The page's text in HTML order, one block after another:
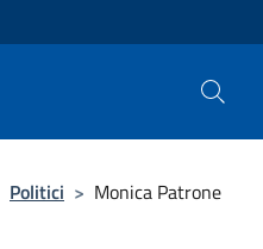
Politici > Monica Patrone